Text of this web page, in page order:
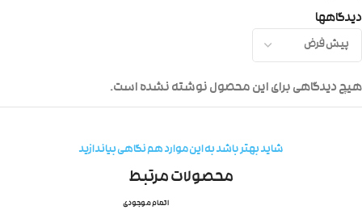
دیدگاهها
هیچ دیدگاهی برای این محصول نوشته نشده است.
شاید بهتر باشد به این موارد هم نگاهی بیاندازید
محصولات مرتبط
اتمام موجودی